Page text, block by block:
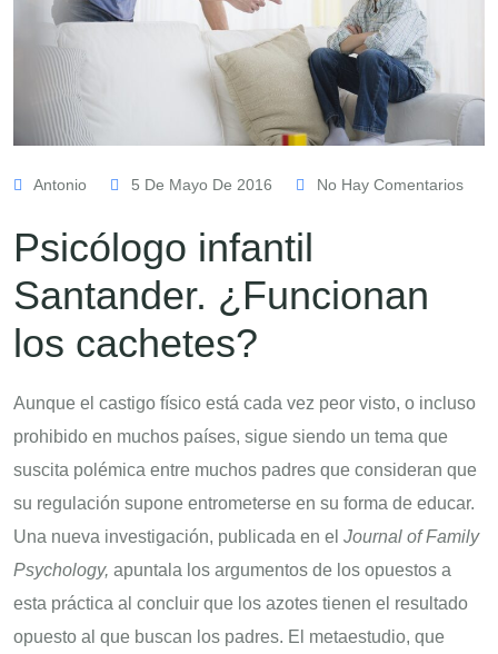
Antonio 5 De Mayo De 2016 No Hay Comentarios
Psicólogo infantil
Santander. ¿Funcionan
los cachetes?
Aunque el castigo físico está cada vez peor visto, o incluso
prohibido en muchos países, sigue siendo un tema que
suscita polémica entre muchos padres que consideran que
su regulación supone entrometerse en su forma de educar.
Una nueva investigación, publicada en el Journal of Family
Psychology, apuntala los argumentos de los opuestos a
esta práctica al concluir que los azotes tienen el resultado
opuesto al que buscan los padres. El metaestudio, que